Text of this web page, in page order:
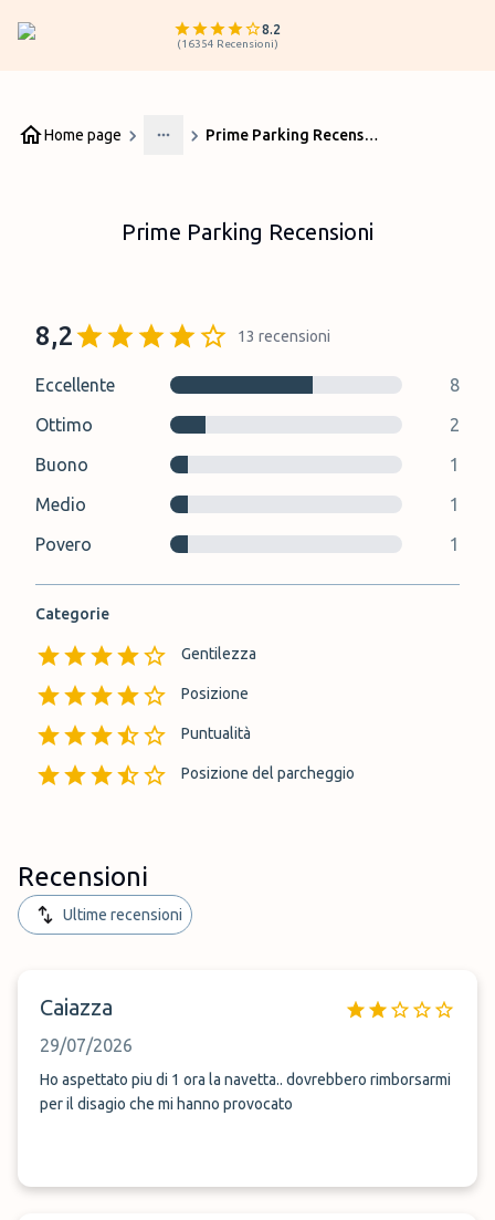
8.2
(16354 Recensioni)
Home page
More
Prime Parking Recensioni
Prime Parking Recensioni
8,2 13 recensioni
Eccellente
8
Ottimo
2
Buono
1
Medio
1
Povero
1
Categorie
Gentilezza
Posizione
Puntualità
Posizione del parcheggio
Recensioni
Ultime recensioni
Caiazza
29/07/2026
Ho aspettato piu di 1 ora la navetta.. dovrebbero rimborsarmi
per il disagio che mi hanno provocato